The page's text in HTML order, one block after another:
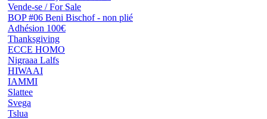
Vende-se / For Sale
BOP #06 Beni Bischof - non plié
Adhésion 100€
Thanksgiving
ECCE HOMO
Nigraaa Lalfs
HIWAAI
IAMMI
Slattee
Svega
Tslua